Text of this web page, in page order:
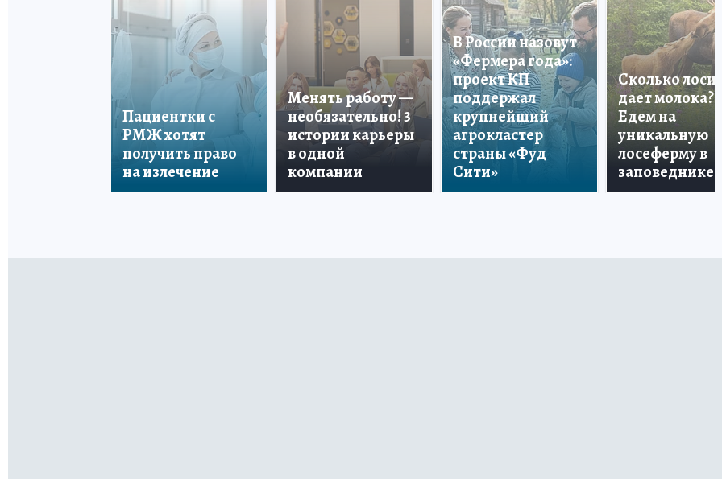
Пациентки с
РМЖ хотят
получить право
на излечение
Менять работу —
необязательно! 3
истории карьеры
в одной
компании
В России назовут
«Фермера года»:
проект КП
поддержал
крупнейший
агрокластер
страны «Фуд
Сити»
Сколько лосиха
дает молока?
Едем на
уникальную
лосеферму в
заповеднике!